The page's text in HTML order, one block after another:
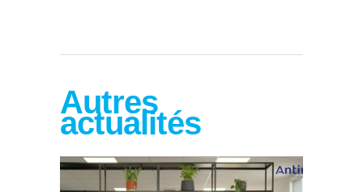
Autres
actualités